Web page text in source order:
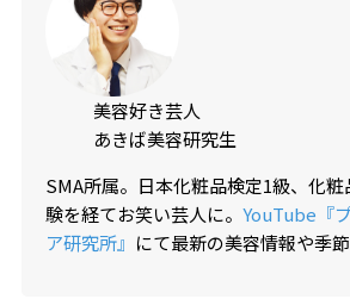
美容好き芸人
あきば美容研究生
SMA所属。日本化粧品検定1級、化
験を経てお笑い芸人に。 YouTube『
ア研究所』 にて最新の美容情報や季
テーマやなどを配信中。『めざめる